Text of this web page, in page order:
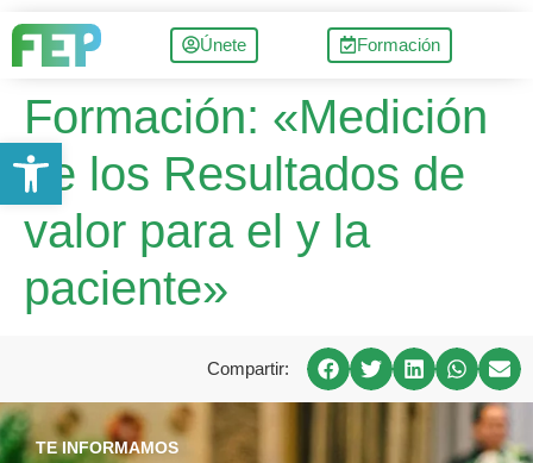
Únete Formación
Formación: «Medición
de los Resultados de
valor para el y la
paciente»
Compartir:
TE INFORMAMOS
Abrir barra de herramientas